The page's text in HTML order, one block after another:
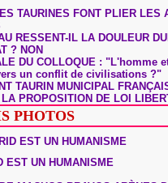
TAURINES FONT PLIER LES
RESSENT-IL LA DOULEUR
? NON
DU COLLOQUE : "L'homme
un conflit de civilisations ?"
TAURIN MUNICIPAL
PROPOSITION DE LOI
PHOTOS
EST UN HUMANISME